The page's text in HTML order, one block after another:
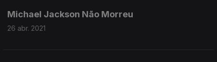
Michael Jackson Não Morreu
26 abr. 2021